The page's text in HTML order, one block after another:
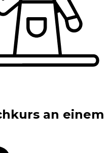
an einem